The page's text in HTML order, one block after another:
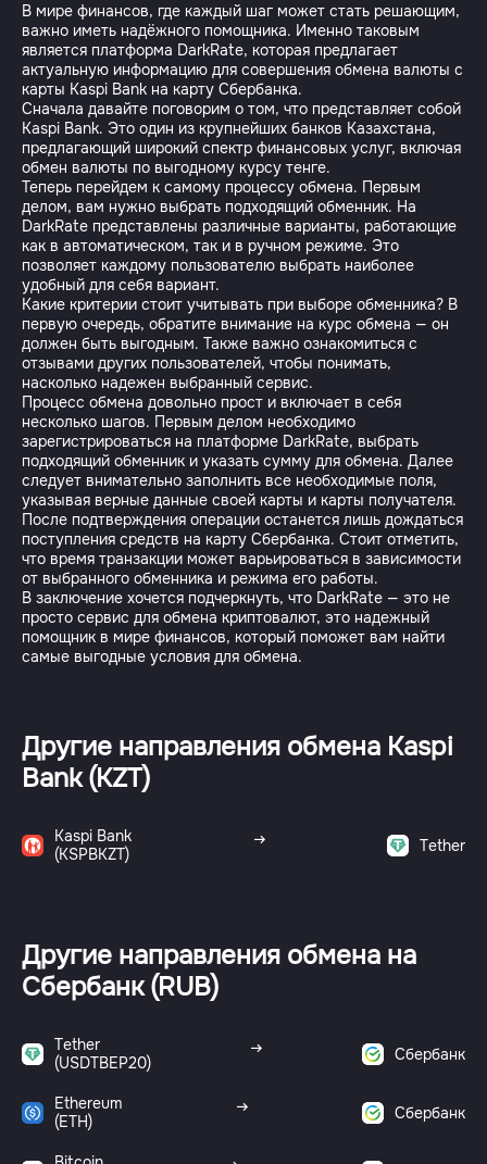
В мире финансов, где каждый шаг может стать решающим,
важно иметь надёжного помощника. Именно таковым
является платформа DarkRate, которая предлагает
актуальную информацию для совершения обмена валюты с
карты Kaspi Bank на карту Сбербанка.
Сначала давайте поговорим о том, что представляет собой
Kaspi Bank. Это один из крупнейших банков Казахстана,
предлагающий широкий спектр финансовых услуг, включая
обмен валюты по выгодному курсу тенге.
Теперь перейдем к самому процессу обмена. Первым
делом, вам нужно выбрать подходящий обменник. На
DarkRate представлены различные варианты, работающие
как в автоматическом, так и в ручном режиме. Это
позволяет каждому пользователю выбрать наиболее
удобный для себя вариант.
Какие критерии стоит учитывать при выборе обменника? В
первую очередь, обратите внимание на курс обмена — он
должен быть выгодным. Также важно ознакомиться с
отзывами других пользователей, чтобы понимать,
насколько надежен выбранный сервис.
Процесс обмена довольно прост и включает в себя
несколько шагов. Первым делом необходимо
зарегистрироваться на платформе DarkRate, выбрать
подходящий обменник и указать сумму для обмена. Далее
следует внимательно заполнить все необходимые поля,
указывая верные данные своей карты и карты получателя.
После подтверждения операции останется лишь дождаться
поступления средств на карту Сбербанка. Стоит отметить,
что время транзакции может варьироваться в зависимости
от выбранного обменника и режима его работы.
В заключение хочется подчеркнуть, что DarkRate — это не
просто сервис для обмена криптовалют, это надежный
помощник в мире финансов, который поможет вам найти
самые выгодные условия для обмена.
Другие направления обмена Kaspi
Bank (KZT)
Kaspi Bank
(KSPBKZT)
Tether
Другие направления обмена на
Сбербанк (RUB)
Tether
(USDTBEP20)
Сбербанк
Ethereum
(ETH)
Сбербанк